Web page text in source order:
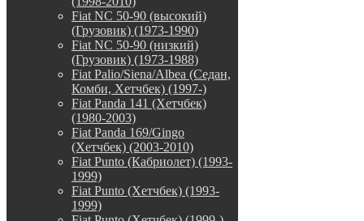
Fiat NC 50-90 (высокий)
(Грузовик) (1973-1990)
Fiat NC 50-90 (низкий)
(Грузовик) (1973-1988)
Fiat Palio/Siena/Albea (Седан,
Комби, Хетчбек) (1997-)
Fiat Panda 141 (Хетчбек)
(1980-2003)
Fiat Panda 169/Gingo
(Хетчбек) (2003-2010)
Fiat Punto (Кабриолет) (1993-
1999)
Fiat Punto (Хетчбек) (1993-
1999)